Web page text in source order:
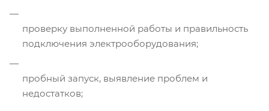
проверку выполненной работы и правильность
подключения электрооборудования;
пробный запуск, выявление проблем и
недостатков;